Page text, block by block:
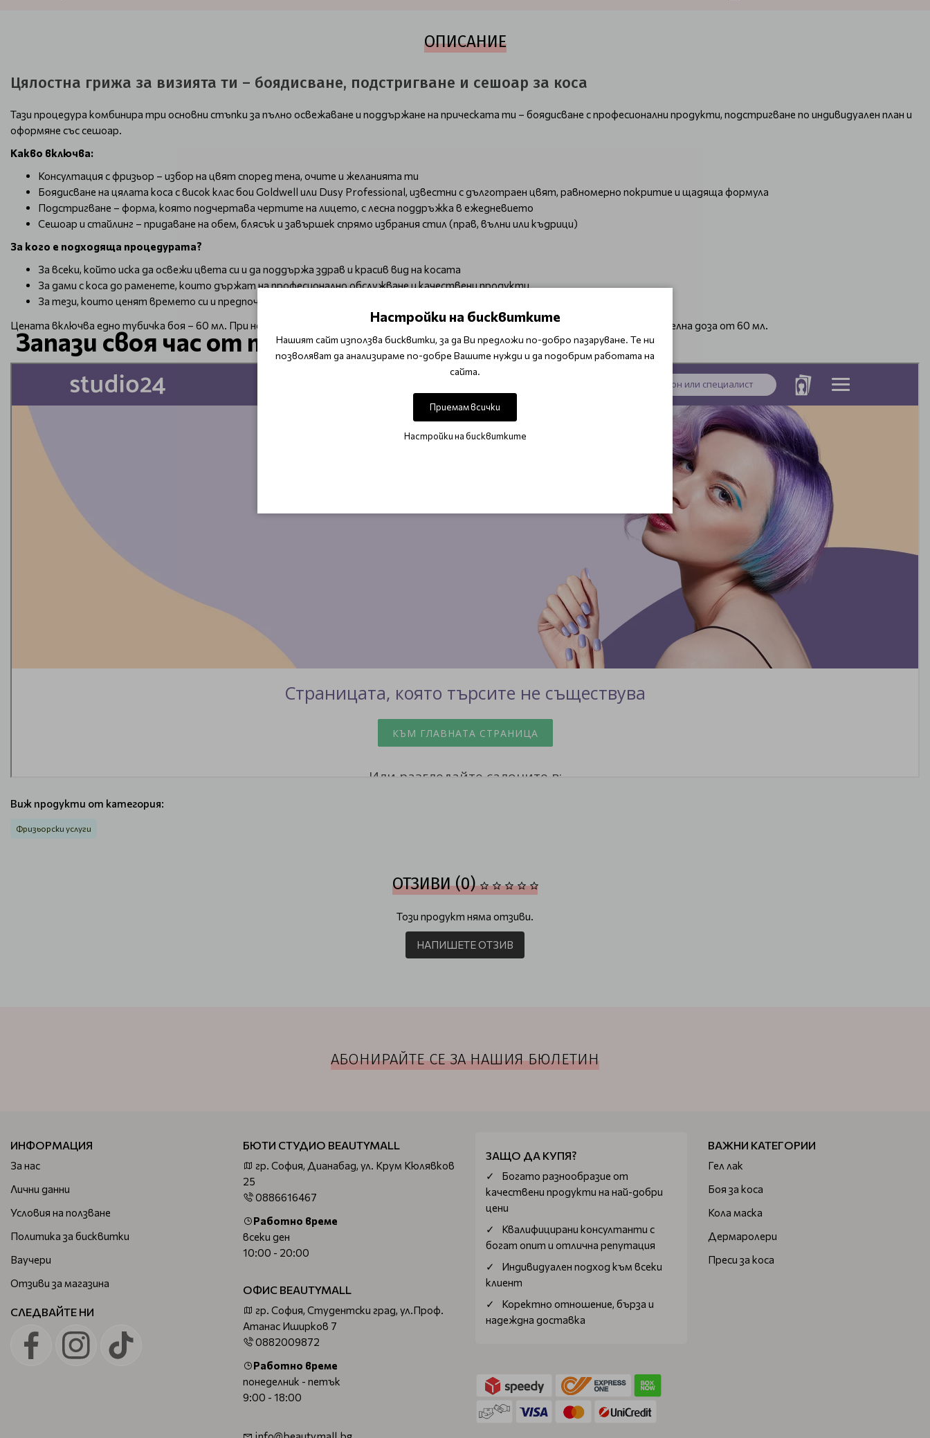
ОПИСАНИЕ
Цялостна грижа за визията ти – боядисване, подстригване и сешоар за коса
Тази процедура комбинира три основни стъпки за пълно освежаване и поддържане на прическата ти – боядисване с професионални продукти, подстригване по индивидуален план и
оформяне със сешоар.
Какво включва:
Консултация с фризьор – избор на цвят според тена, очите и желанията ти
Боядисване на цялата коса с висок клас бои Goldwell или Dusy Professional, известни с дълготраен цвят, равномерно покритие и щадяща формула
Подстригване – форма, която подчертава чертите на лицето, с лесна поддръжка в ежедневието
Сешоар и стайлинг – придаване на обем, блясък и завършек спрямо избрания стил (прав, вълни или къдрици)
За кого е подходяща процедурата?
За всеки, който иска да освежи цвета си и да поддържа здрав и красив вид на косата
За дами с коса до раменете, които държат на професионално обслужване и качествени продукти
За тези, които ценят времето си и предпочитат всичко в една стъпка – цвят, форма и финален стайлинг
Цената включва едно тубичка боя – 60 мл. При необходимост от допълнително количество се доплащат 30 лв за всяка допълнителна доза от 60 мл.
Запази своя час от тук ⬇
Виж продукти от категория:
Фризьорски услуги
ОТЗИВИ (0)
Този продукт няма отзиви.
НАПИШЕТЕ ОТЗИВ
АБОНИРАЙТЕ СЕ ЗА НАШИЯ БЮЛЕТИН
ИНФОРМАЦИЯ
За нас
Лични данни
Условия на ползване
Политика за бисквитки
Ваучери
Отзиви за магазина
СЛЕДВАЙТЕ НИ
БЮТИ СТУДИО BEAUTYMALL
гр. София, Дианабад, ул. Крум Кюлявков
25
0886616467
Работно време
всеки ден
10:00 - 20:00
ОФИС BEAUTYMALL
гр. София, Студентски град, ул.Проф.
Атанас Иширков 7
0882009872
Работно време
понеделник - петък
9:00 - 18:00
ЗАЩО ДА КУПЯ?
Богатo разнообразие от
качествени продукти на най-добри
цени
Квалифицирани консултанти с
богат опит и отлична репутация
Индивидуален подход към всеки
клиент
Коректно отношение, бърза и
надеждна доставка
ВАЖНИ КАТЕГОРИИ
Гел лак
Боя за коса
Кола маска
Дермаролери
Преси за коса
Настройки на бисквитките
Нашият сайт използва бисквитки, за да Ви предложи по-добро пазаруване. Те ни
позволяват да анализираме по-добре Вашите нужди и да подобрим работата на
сайта.
Приемам всички
Настройки на бисквитките